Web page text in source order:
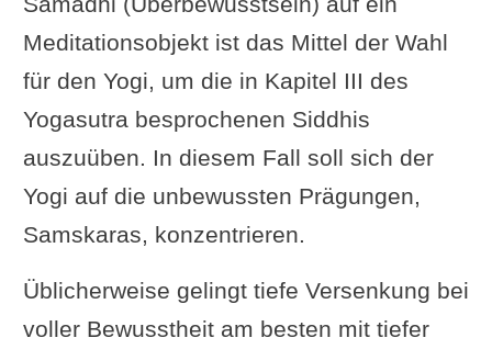
Meditationsobjekt ist das Mittel der Wahl
für den Yogi, um die in Kapitel III des
Yogasutra besprochenen Siddhis
auszuüben. In diesem Fall soll sich der
Yogi auf die unbewussten Prägungen,
Samskaras, konzentrieren.
Üblicherweise gelingt tiefe Versenkung bei
voller Bewusstheit am besten mit tiefer